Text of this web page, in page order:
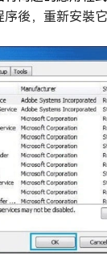
後，重新安裝它